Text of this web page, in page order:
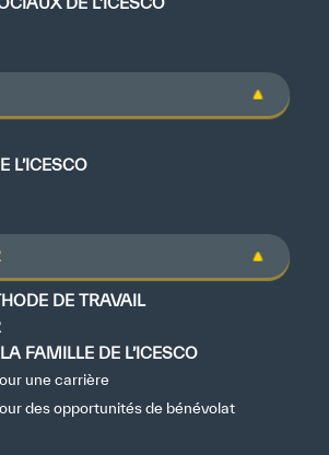
L’ICESCO
DE TRAVAIL
FAMILLE DE L’ICESCO
une carrière
des opportunités de bénévolat